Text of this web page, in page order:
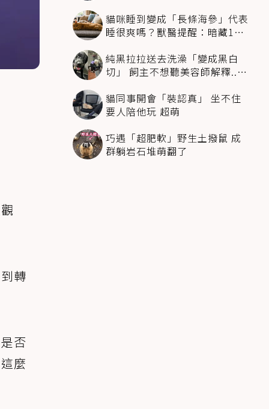
轉
否
麼
貓咪睡到變成「長條海參」代表
睡很爽嗎？獸醫提醒：暗藏1種
純黑拉拉送去洗澡「變成黑白
切」 飼主不想聽美容師解釋..衝
貓同事開會「裝認真」 坐不住
要人陪他玩 超萌
巧遇「超肥軟」野生土撥鼠 成
群躺岩石堆萌翻了